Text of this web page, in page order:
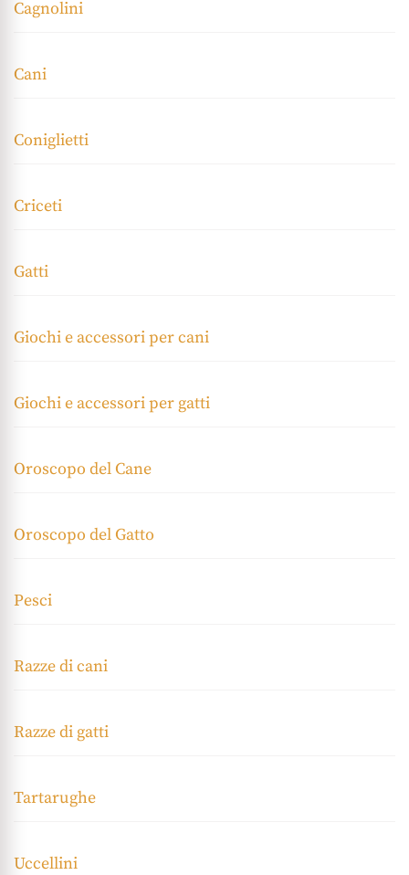
Cagnolini
Cani
Coniglietti
Criceti
Gatti
Giochi e accessori per cani
Giochi e accessori per gatti
Oroscopo del Cane
Oroscopo del Gatto
Pesci
Razze di cani
Razze di gatti
Tartarughe
Uccellini